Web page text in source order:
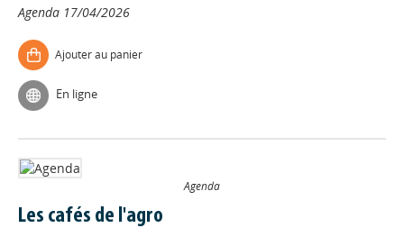
Agenda 17/04/2026
Ajouter au panier
En ligne
Agenda
Les cafés de l'agro